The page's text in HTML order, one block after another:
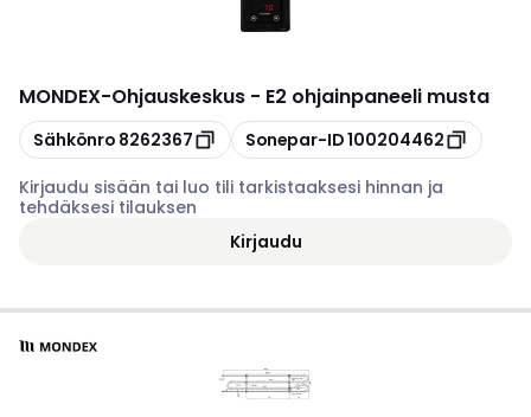
MONDEX-Ohjauskeskus - E2 ohjainpaneeli musta
Kopioi
Sähkönro 8262367 Kopioi
Sonepar-ID100204462
Kirjaudu sisään tai luo tili tarkistaaksesi hinnan ja
tehdäksesi tilauksen
Kirjaudu